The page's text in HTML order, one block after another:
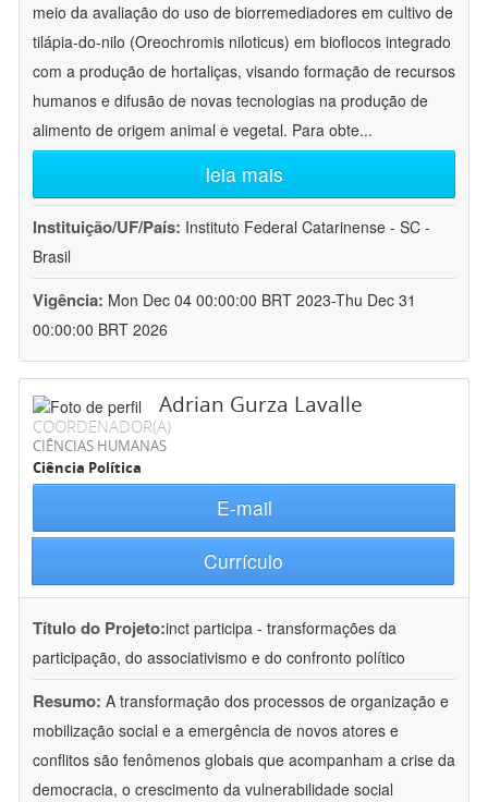
meio da avaliação do uso de biorremediadores em cultivo de
tilápia-do-nilo (Oreochromis niloticus) em bioflocos integrado
com a produção de hortaliças, visando formação de recursos
humanos e difusão de novas tecnologias na produção de
alimento de origem animal e vegetal. Para obte...
leia mais
Instituição/UF/País: Instituto Federal Catarinense - SC -
Brasil
Vigência: Mon Dec 04 00:00:00 BRT 2023-Thu Dec 31
00:00:00 BRT 2026
Adrian Gurza Lavalle
COORDENADOR(A)
CIÊNCIAS HUMANAS
Ciência Política
E-mail
Currículo
Título do Projeto:inct participa - transformações da
participação, do associativismo e do confronto político
Resumo: A transformação dos processos de organização e
mobilização social e a emergência de novos atores e
conflitos são fenômenos globais que acompanham a crise da
democracia, o crescimento da vulnerabilidade social